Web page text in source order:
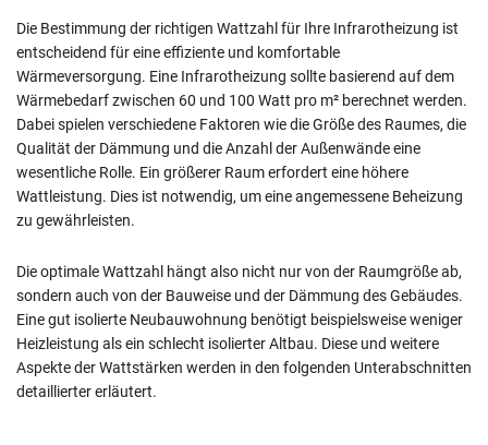
Die Bestimmung der richtigen Wattzahl für Ihre Infrarotheizung ist
entscheidend für eine effiziente und komfortable
Wärmeversorgung. Eine Infrarotheizung sollte basierend auf dem
Wärmebedarf zwischen 60 und 100 Watt pro m² berechnet werden.
Dabei spielen verschiedene Faktoren wie die Größe des Raumes, die
Qualität der Dämmung und die Anzahl der Außenwände eine
wesentliche Rolle. Ein größerer Raum erfordert eine höhere
Wattleistung. Dies ist notwendig, um eine angemessene Beheizung
zu gewährleisten.
Die optimale Wattzahl hängt also nicht nur von der Raumgröße ab,
sondern auch von der Bauweise und der Dämmung des Gebäudes.
Eine gut isolierte Neubauwohnung benötigt beispielsweise weniger
Heizleistung als ein schlecht isolierter Altbau. Diese und weitere
Aspekte der Wattstärken werden in den folgenden Unterabschnitten
detaillierter erläutert.